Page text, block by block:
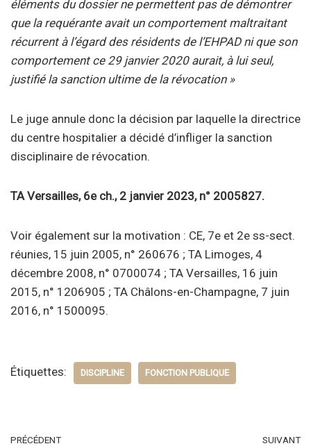
éléments du dossier ne permettent pas de démontrer
que la requérante avait un comportement maltraitant
récurrent à l’égard des résidents de l’EHPAD ni que son
comportement ce 29 janvier 2020 aurait, à lui seul,
justifié la sanction ultime de la révocation »
Le juge annule donc la décision par laquelle la directrice
du centre hospitalier a décidé d’infliger la sanction
disciplinaire de révocation.
TA Versailles, 6e ch., 2 janvier 2023, n° 2005827.
Voir également sur la motivation : CE, 7e et 2e ss-sect.
réunies, 15 juin 2005, n° 260676 ; TA Limoges, 4
décembre 2008, n° 0700074 ; TA Versailles, 16 juin
2015, n° 1206905 ; TA Châlons-en-Champagne, 7 juin
2016, n° 1500095.
Étiquettes: DISCIPLINE FONCTION PUBLIQUE
PRÉCÉDENT SUIVANT